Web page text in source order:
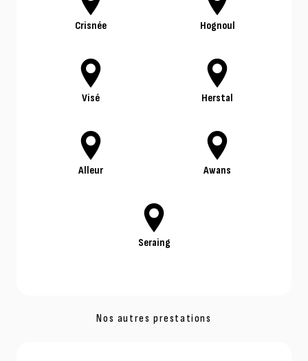
Crisnée Hognoul
Visé Herstal
Alleur Awans
Seraing
Nos autres prestations